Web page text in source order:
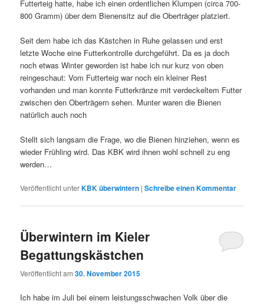
Futterteig hatte, habe ich einen ordentlichen Klumpen (circa 700-
800 Gramm) über dem Bienensitz auf die Oberträger platziert.
Seit dem habe ich das Kästchen in Ruhe gelassen und erst
letzte Woche eine Futterkontrolle durchgeführt. Da es ja doch
noch etwas Winter geworden ist habe ich nur kurz von oben
reingeschaut: Vom Futterteig war noch ein kleiner Rest
vorhanden und man konnte Futterkränze mit verdeckeltem Futter
zwischen den Oberträgern sehen. Munter waren die Bienen
natürlich auch noch
Stellt sich langsam die Frage, wo die Bienen hinziehen, wenn es
wieder Frühling wird. Das KBK wird ihnen wohl schnell zu eng
werden…
Veröffentlicht unterKBK überwintern |Schreibe einen Kommentar
Überwintern im Kieler
Begattungskästchen
Veröffentlicht am30. November 2015
Ich habe im Juli bei einem leistungsschwachen Volk über die